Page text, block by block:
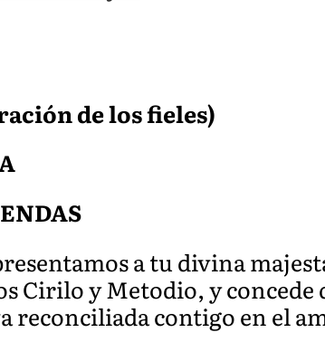
de los fieles)
a tu divina
Cirilo y Metodio, y concede
reconciliada contigo en el